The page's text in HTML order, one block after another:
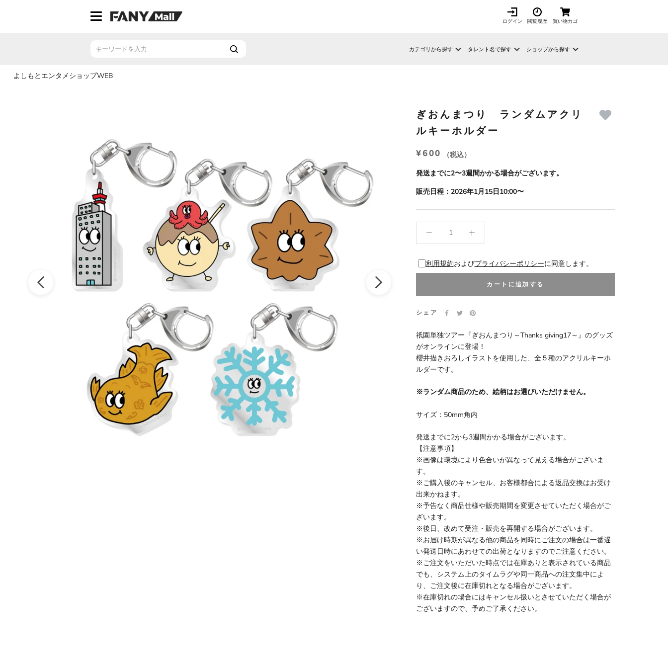
ログイン 閲覧履歴 買い物カゴ
カテゴリから探す タレント名で探す ショップから探す
よしもとエンタメショップWEB
ぎおんまつり ランダムアクリ
ルキーホルダー
¥600
（税込）
発送までに2〜3週間かかる場合がございます。
販売日程：2026年1月15日10:00〜
利用規約およびプライバシーポリシーに同意します。
カートに追加する
シェア
祇園単独ツアー『ぎおんまつり～Thanks giving17～』のグッズ
がオンラインに登場！
櫻井描きおろしイラストを使用した、全５種のアクリルキーホ
ルダーです。
※ランダム商品のため、絵柄はお選びいただけません。
サイズ：50mm角内
発送までに2から3週間かかる場合がございます。
【注意事項】
※画像は環境により色合いが異なって見える場合がございま
す。
※ご購入後のキャンセル、お客様都合による返品交換はお受け
出来かねます。
※予告なく商品仕様や販売期間を変更させていただく場合がご
ざいます。
※後日、改めて受注・販売を再開する場合がございます。
※お届け時期が異なる他の商品を同時にご注文の場合は一番遅
い発送日時にあわせての出荷となりますのでご注意ください。
※ご注文をいただいた時点では在庫ありと表示されている商品
でも、システム上のタイムラグや同一商品への注文集中によ
り、ご注文後に在庫切れとなる場合がございます。
※在庫切れの場合にはキャンセル扱いとさせていただく場合が
ございますので、予めご了承ください。